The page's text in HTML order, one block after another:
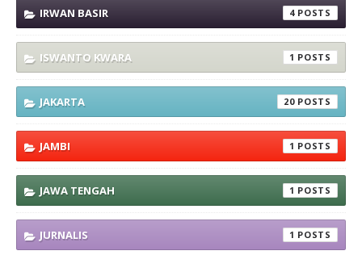
IRWAN BASIR 4
ISWANTO KWARA 1
JAKARTA 20
JAMBI 1
JAWA TENGAH 1
JURNALIS 1